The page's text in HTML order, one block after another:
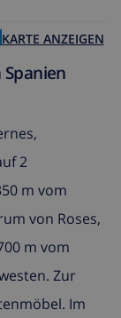
KARTE ANZEIGEN
Spanien
2
m vom
von Roses,
m vom
Zur
Im